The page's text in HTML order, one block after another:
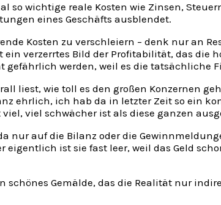
so wichtige reale Kosten wie Zinsen,
eines Geschäfts ausblendet.
Kosten zu verschleiern – denk nur an
verzerrtes Bild der Profitabilität, das die
gefährlich werden, weil es die tatsächliche
liest, wie toll es den großen Konzernen
ehrlich, ich hab da in letzter Zeit so ein
viel schwächer ist als diese ganzen
auf die Bilanz oder die
ist sie fast leer, weil das Geld
Gemälde, das die Realität nur